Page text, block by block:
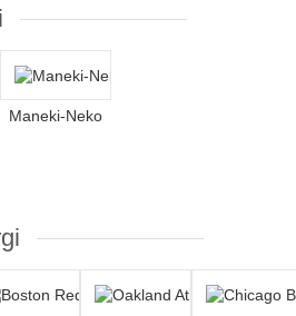
Maneki-Neko